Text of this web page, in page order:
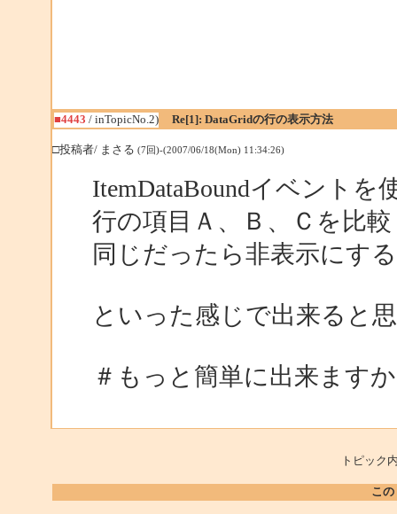
■4443 / inTopicNo.2) Re[1]: DataGridの行の表示方法
□投稿者/ まさる (7回)-(2007/06/18(Mon) 11:34:26)
ItemDataBoundイベント
行の項目Ａ、Ｂ、Ｃを比
同じだったら非表示にす
といった感じで出来ると
＃もっと簡単に出来ます
トピッ
こ